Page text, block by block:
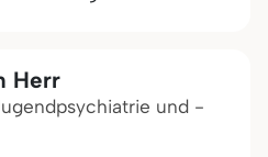
Herr
und -